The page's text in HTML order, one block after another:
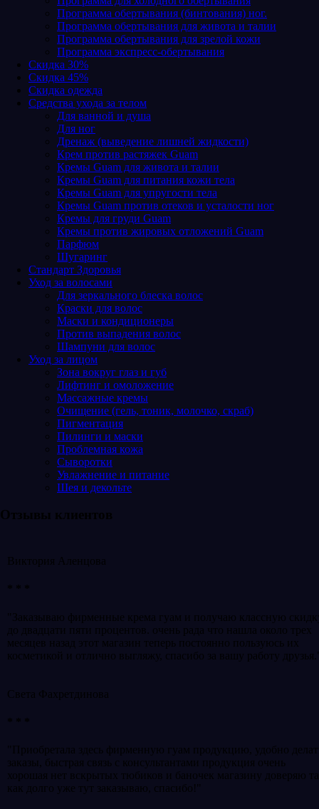
Программа обертывания (бинтования) ног.
Программа обертывания для живота и талии
Программа обертывания для зрелой кожи
Программа экспресс-обертывания
Скидка 30%
Скидка 45%
Скидка одежда
Средства ухода за телом
Для ванной и душа
Для ног
Дренаж (выведение лишней жидкости)
Крем против растяжек Guam
Кремы Guam для живота и талии
Кремы Guam для питания кожи тела
Кремы Guam для упругости тела
Кремы Guam против отеков и усталости ног
Кремы для груди Guam
Кремы против жировых отложений Guam
Парфюм
Шугаринг
Стандарт Здоровья
Уход за волосами
Для зеркального блеска волос
Краски для волос
Маски и кондиционеры
Против выпадения волос
Шампуни для волос
Уход за лицом
Зона вокруг глаз и губ
Лифтинг и омоложение
Массажные кремы
Очищение (гель, тоник, молочко, скраб)
Пигментация
Пилинги и маски
Проблемная кожа
Сыворотки
Увлажнение и питание
Шея и декольте
Отзывы клиентов
Виктория Аленцова
* * *
"Заказываю фирменные крема гуам и получаю классную
до двадцати пяти процентов. очень рада что нашла около трех
месяцев назад этот магазин теперь постоянно пользуюсь их
косметикой и отлично выгляжу, спасибо за вашу работу
Света Фахретдинова
* * *
"Приобретала здесь фирменную гуам продукцию, удобно
заказы, быстрая связь с консультантами продукция очень
хорошая нет вскрытых тюбиков и баночек магазину доверяю
как долго уже тут заказываю, спасибо!"